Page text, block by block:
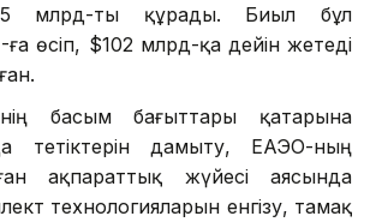
млрд-ты құрады. Биыл бұл
ға өсіп, $102 млрд-қа дейін жетеді
басым бағыттары қатарына
тетіктерін дамыту, ЕАЭО-ның
ақпараттық жүйесі аясында
технологияларын енгізу, тамақ